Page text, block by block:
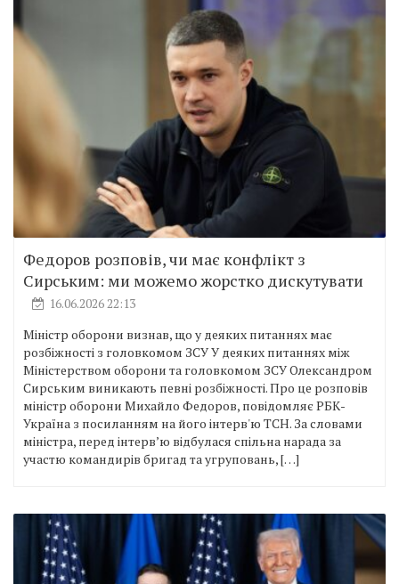
Федоров розповів, чи має конфлікт з
Сирським: ми можемо жорстко дискутувати
16.06.2026 22:13
Міністр оборони визнав, що у деяких питаннях має
розбіжності з головкомом ЗСУ У деяких питаннях між
Міністерством оборони та головкомом ЗСУ Олександром
Сирським виникають певні розбіжності. Про це розповів
міністр оборони Михайло Федоров, повідомляє РБК-
Україна з посиланням на його інтерв'ю ТСН. За словами
міністра, перед інтерв’ю відбулася спільна нарада за
участю командирів бригад та угруповань, […]